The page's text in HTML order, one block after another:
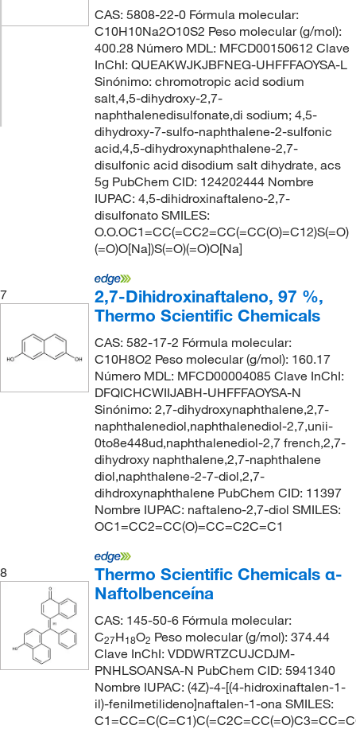
CAS: 5808-22-0 Fórmula molecular:
C10H10Na2O10S2 Peso molecular (g/mol):
400.28 Número MDL: MFCD00150612 Clave
InChI: QUEAKWJKJBFNEG-UHFFFAOYSA-L
Sinónimo: chromotropic acid sodium
salt,4,5-dihydroxy-2,7-
naphthalenedisulfonate,di sodium; 4,5-
dihydroxy-7-sulfo-naphthalene-2-sulfonic
acid,4,5-dihydroxynaphthalene-2,7-
disulfonic acid disodium salt dihydrate, acs
5g PubChem CID: 124202444 Nombre
IUPAC: 4,5-dihidroxinaftaleno-2,7-
disulfonato SMILES:
O.O.OC1=CC(=CC2=CC(=CC(O)=C12)S(=O)
(=O)O[Na])S(=O)(=O)O[Na]
7
2,7-Dihidroxinaftaleno, 97 %,
Thermo Scientific Chemicals
CAS: 582-17-2 Fórmula molecular:
C10H8O2 Peso molecular (g/mol): 160.17
Número MDL: MFCD00004085 Clave InChI:
DFQICHCWIIJABH-UHFFFAOYSA-N
Sinónimo: 2,7-dihydroxynaphthalene,2,7-
naphthalenediol,naphthalenediol-2,7,unii-
0to8e448ud,naphthalenediol-2,7 french,2,7-
dihydroxy naphthalene,2,7-naphthalene
diol,naphthalene-2-7-diol,2,7-
dihdroxynaphthalene PubChem CID: 11397
Nombre IUPAC: naftaleno-2,7-diol SMILES:
OC1=CC2=CC(O)=CC=C2C=C1
8
Thermo Scientific Chemicals α-
Naftolbenceína
CAS: 145-50-6 Fórmula molecular:
C27H18O2 Peso molecular (g/mol): 374.44
Clave InChI: VDDWRTZCUJCDJM-
PNHLSOANSA-N PubChem CID: 5941340
Nombre IUPAC: (4Z)-4-[(4-hidroxinaftalen-1-
il)-fenilmetilideno]naftalen-1-ona SMILES: